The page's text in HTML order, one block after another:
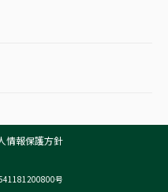
情報保護方針
号